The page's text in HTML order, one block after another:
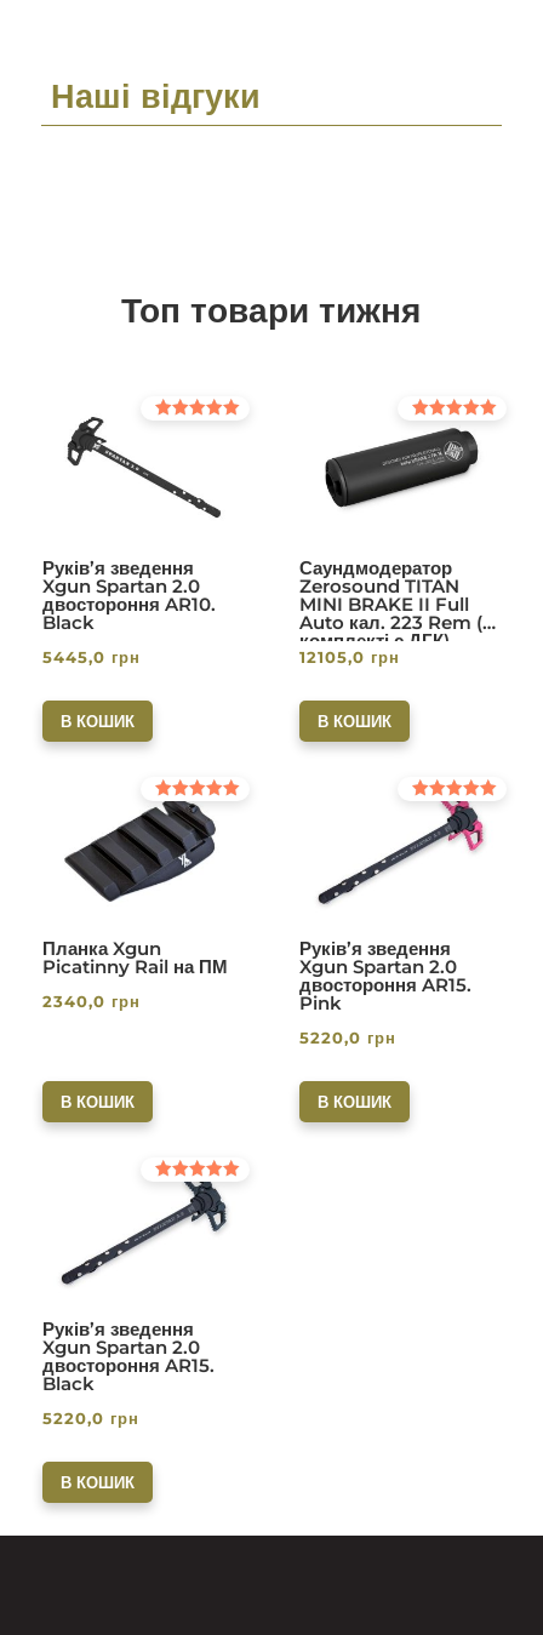
Наші відгуки
Топ товари тижня
Руків’я зведення
Xgun Spartan 2.0
двостороння AR10.
Black
5445,0 грн
В КОШИК
Саундмодератор
Zerosound TITAN
MINI BRAKE II Full
Auto кал. 223 Rem (в
комплекті с ДГК)
різьба 1/2-28. Вlack
Оцінено в
5.00
з 5
12105,0 грн
В КОШИК
Планка Xgun
Picatinny Rail на ПМ
Оцінено в
5.00
з 5
2340,0 грн
В КОШИК
Руків’я зведення
Xgun Spartan 2.0
двостороння AR15.
Pink
Оцінено в
з 5
5220,0 грн
В КОШИК
Руків’я зведення
Xgun Spartan 2.0
двостороння AR15.
Black
Оцінено в
з 5
5220,0 грн
В КОШИК